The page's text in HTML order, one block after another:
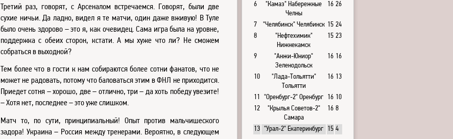
Третий раз, говорят, с Арсеналом встречаемся. Говорят, были две
сухие ничьи. Да ладно, видел я те матчи, один даже вживую! В Туле
было очень здорово – это я, как очевидец. Сама игра была на уровне,
поддержка с обеих сторон, кстати. А мы хуже что ли? Не сможем
собраться в выходной?
Тем более что в гости к нам собираются более сотни фанатов, что не
может не радовать, потому что баловаться этим в ФНЛ не приходится.
Приедет сотня – хорошо, две – отлично, три – да хоть победу увезите!
– Хотя нет, последнее – это уже слишком.
Матч то, по сути, принципиальный! Опыт против мальчишеского
задора! Украина – Россия между тренерами. Вероятно, в следующем
6
"Камаз" Набережные
Челны
16 26
7 "Челябинск" Челябинск 15 24
8
"Нефтехимик"
Нижнекамск
15 23
9
"Анжи-Юниор"
Зеленодольск
16 16
10
"Лада-Тольятти"
Тольятти
16 13
11 "Оренбург-2" Оренбург 16 10
12
"Крылья Советов-2"
Самара
16 8
13 "Урал-2" Екатеринбург 15 4